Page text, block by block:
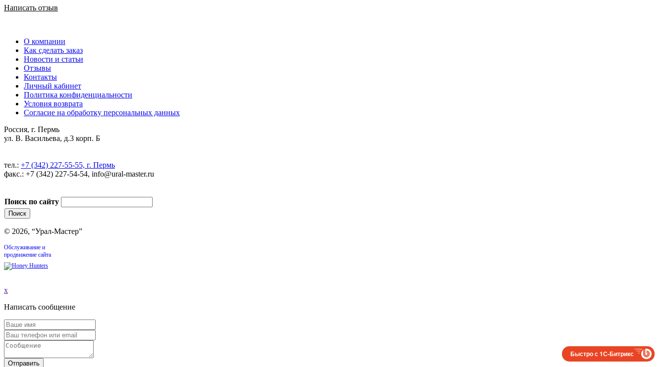
Написать отзыв
О компании
Как сделать заказ
Новости и статьи
Отзывы
Контакты
Личный кабинет
Политика конфиденциальности
Условия возврата
Согласие на обработку персональных данных
Россия, г. Пермь
ул. В. Васильева, д.3 корп. Б
тел.: +7 (342) 227-55-55, г. Пермь
факс.: +7 (342) 227-54-54, info@ural-master.ru
Поиск по сайту
© 2026, “Урал-Мастер”
Обслуживание и
продвижение сайта
x
Написать сообщение
Отправить
Быстро с 1С-Битрикс